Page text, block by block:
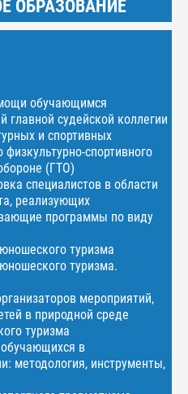
ОБРАЗОВАНИЕ
обучающимся
главной судейской коллегии
и спортивных
спортивного
(ГТО)
специалистов в области
реализующих
программы по виду
туризма
туризма.
мероприятий,
в природной среде
туризма
в
методология, инструменты,